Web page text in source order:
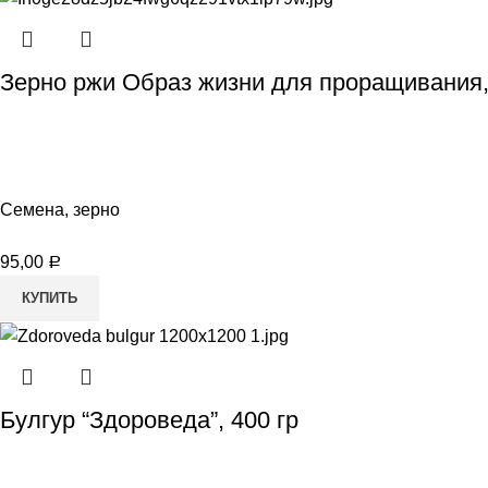
Зерно ржи Образ жизни для
Семена, зерно
95,00 Р
КУПИТЬ
Булгур “Здороведа”, 400 гр